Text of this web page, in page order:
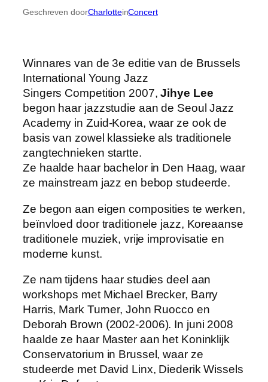
Geschreven doorCharlotteinConcert
Winnares van de 3e editie van de Brussels
International Young Jazz
Singers Competition 2007,Jihye Lee
begon haar jazzstudie aan de Seoul Jazz
Academy in Zuid-Korea, waar ze ook de
basis van zowel klassieke als traditionele
zangtechnieken startte.
Ze haalde haar bachelor in Den Haag, waar
ze mainstream jazz en bebop studeerde.
Ze begon aan eigen composities te werken,
beïnvloed door traditionele jazz, Koreaanse
traditionele muziek, vrije improvisatie en
moderne kunst.
Ze nam tijdens haar studies deel aan
workshops met Michael Brecker, Barry
Harris, Mark Turner, John Ruocco en
Deborah Brown (2002-2006). In juni 2008
haalde ze haar Master aan het Koninklijk
Conservatorium in Brussel, waar ze
studeerde met David Linx, Diederik Wissels